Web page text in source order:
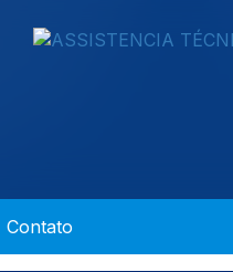
Contato